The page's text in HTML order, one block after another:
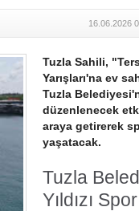
16.06.2026
Tuzla Sahili,
Yarışları'na ev
Tuzla
düzenlenecek
araya getirerek
yaşatacak.
Tuzla
Yıldızı